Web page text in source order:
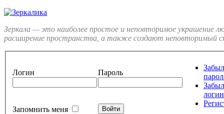
Зеркала — это наиболее простое и неповторимое украшение
расширение пространства, а также создают неповторимый
Логин Пароль
Запомнить меня